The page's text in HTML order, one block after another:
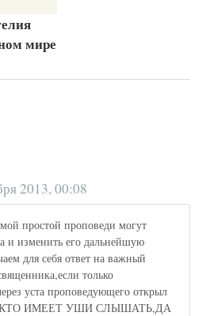
мире
2013, 00:08
простой проповеди могут
и изменить его дальнейшую
для себя ответ на важный
только
уста проповедующего открыл
КТО ИМЕЕТ УШИ СЛЫШАТЬ,ДА